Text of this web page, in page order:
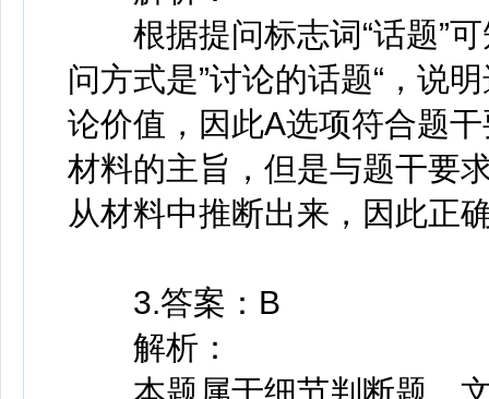
根据提问标志词“话题”可
问方式是”讨论的话题“，说
论价值，因此A选项符合题
材料的主旨，但是与题干要
从材料中推断出来，因此正
3.答案：B
解析：